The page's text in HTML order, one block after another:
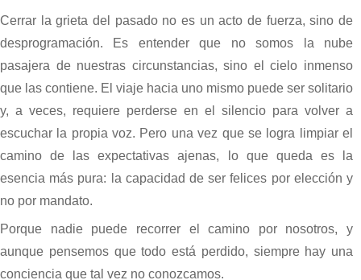
Cerrar la grieta del pasado no es un acto de fuerza, sino de
desprogramación. Es entender que no somos la nube
pasajera de nuestras circunstancias, sino el cielo inmenso
que las contiene. El viaje hacia uno mismo puede ser solitario
y, a veces, requiere perderse en el silencio para volver a
escuchar la propia voz. Pero una vez que se logra limpiar el
camino de las expectativas ajenas, lo que queda es la
esencia más pura: la capacidad de ser felices por elección y
no por mandato.
Porque nadie puede recorrer el camino por nosotros, y
aunque pensemos que todo está perdido, siempre hay una
conciencia que tal vez no conozcamos.